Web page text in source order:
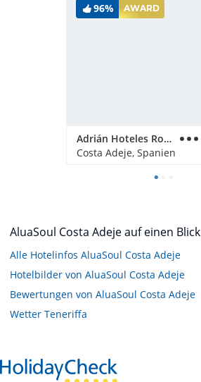
96% AWARD
Adrián Hoteles Roca Nivaria
Costa Adeje, Spanien
AluaSoul Costa Adeje auf einen Blick
Alle Hotelinfos AluaSoul Costa Adeje
Hotelbilder von AluaSoul Costa Adeje
Bewertungen von AluaSoul Costa Adeje
Wetter Teneriffa